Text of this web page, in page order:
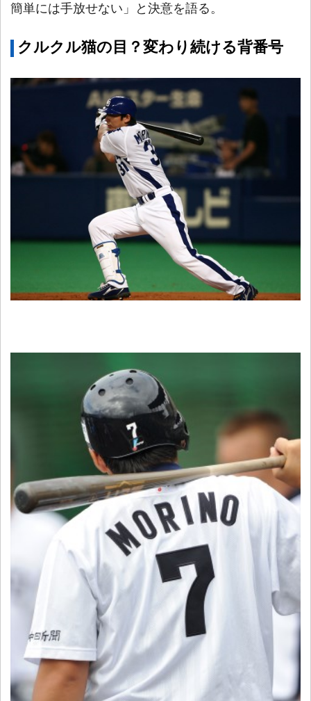
簡単には手放せない」と決意を語る。
クルクル猫の目？変わり続ける背番号